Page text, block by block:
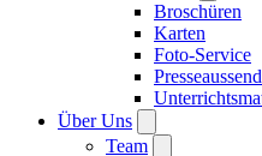
Broschüren
Karten
Foto-Service
Über Uns
Team